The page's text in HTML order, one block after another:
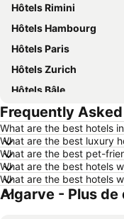
Hôtels Rimini
Hôtels Hambourg
Hôtels Paris
Hôtels Zurich
Hôtels Bâle
Hôtels Lucerne
Hôtels Rome
Hôtels Palma
Hôtels Annecy
Hôtels Amsterdam
Frequently
What are the best hotels
What are the best luxury
What are the best pet-
What are the best hotels
What are the best hotels
Algarve - Plus